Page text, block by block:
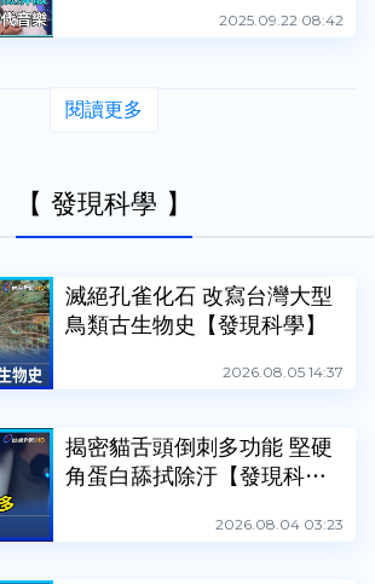
2025.09.22 08:42
閱讀更多
【 發現科學 】
滅絕孔雀化石 改寫台灣大型
鳥類古生物史【發現科學】
2026.08.05 14:37
揭密貓舌頭倒刺多功能 堅硬
角蛋白舔拭除汙【發現科
2026.08.04 03:23